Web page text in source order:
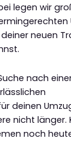
legen wir
neuen
nach
deinen
nicht länger.
noch